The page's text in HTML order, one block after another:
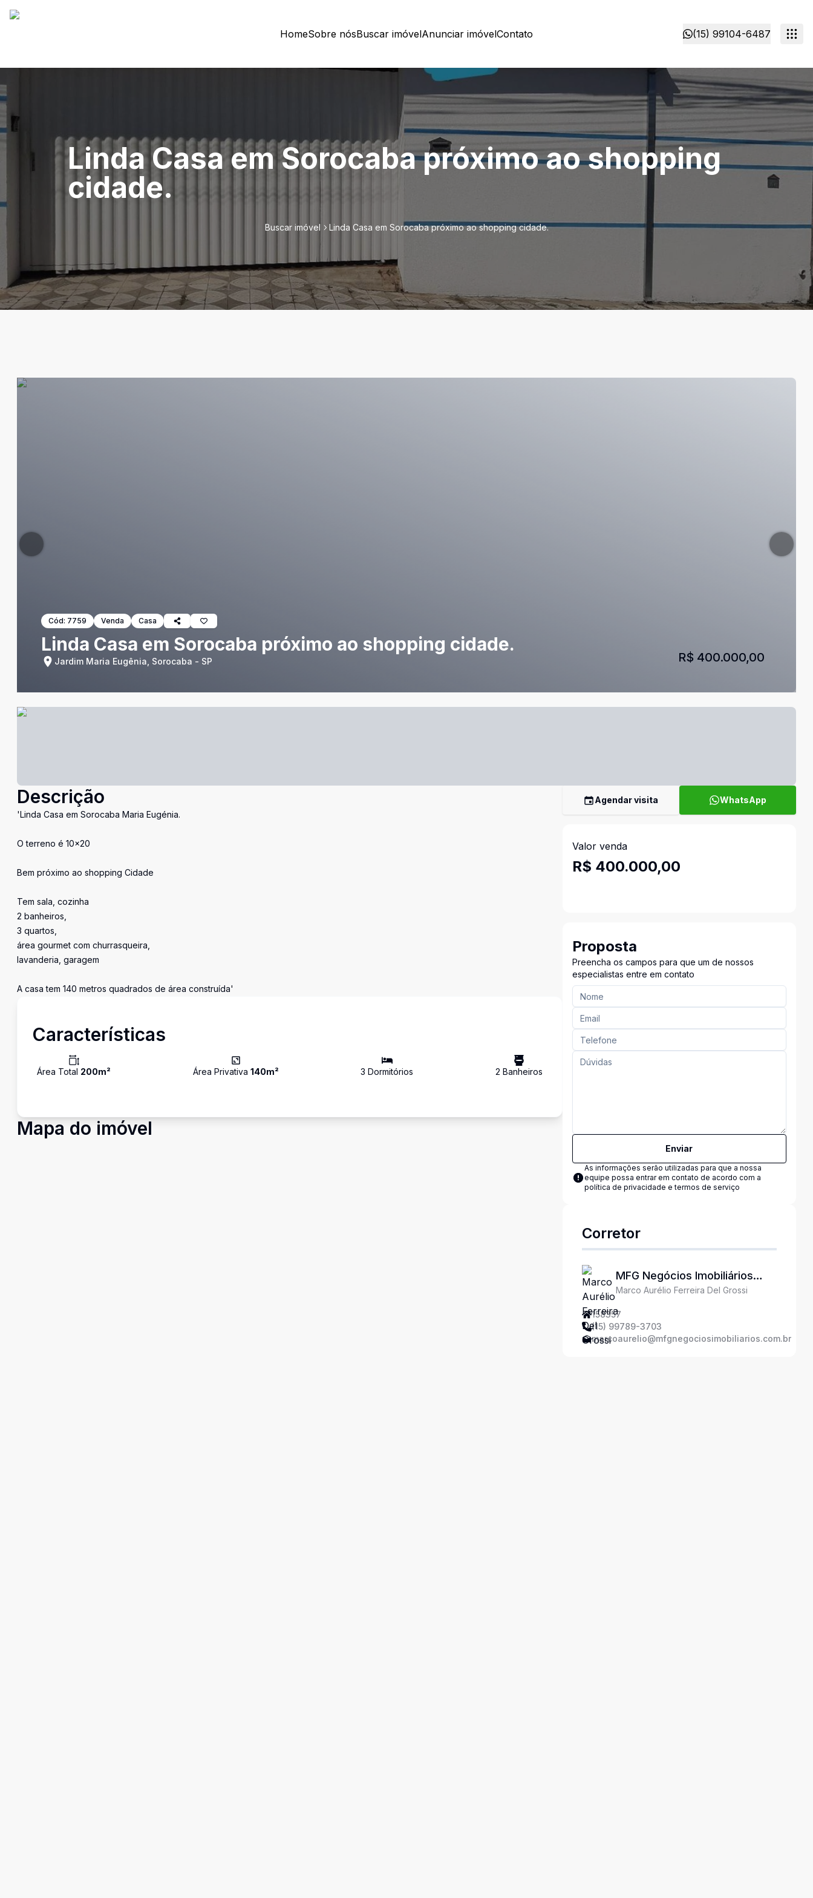
HomeSobre nósBuscar imóvelAnunciar imóvelContato (15) 99104-6487
Linda Casa em Sorocaba próximo ao shopping
cidade.
Buscar imóvel Linda Casa em Sorocaba próximo ao shopping cidade.
Cód: 7759 Venda Casa
Linda Casa em Sorocaba próximo ao shopping cidade.
Jardim Maria Eugênia, Sorocaba - SP R$ 400.000,00
Descrição
'Linda Casa em Sorocaba Maria Eugénia.
O terreno é 10x20
Bem próximo ao shopping Cidade
Tem sala, cozinha
2 banheiros,
3 quartos,
área gourmet com churrasqueira,
lavanderia, garagem
A casa tem 140 metros quadrados de área construída'
Características
Área Total 200m² Área Privativa 140m² 3 Dormitórios 2 Banheiros
Mapa do imóvel
Agendar visita WhatsApp
Valor venda
R$ 400.000,00
Proposta
Preencha os campos para que um de nossos
especialistas entre em contato
Enviar
As informações serão utilizadas para que a nossa
equipe possa entrar em contato de acordo com a
política de privacidade e termos de serviço
Corretor
MFG Negócios Imobiliários
Ltda
Marco Aurélio Ferreira Del Grossi
158357
(15) 99789-3703
marcoaurelio@mfgnegociosimobiliarios.com.br